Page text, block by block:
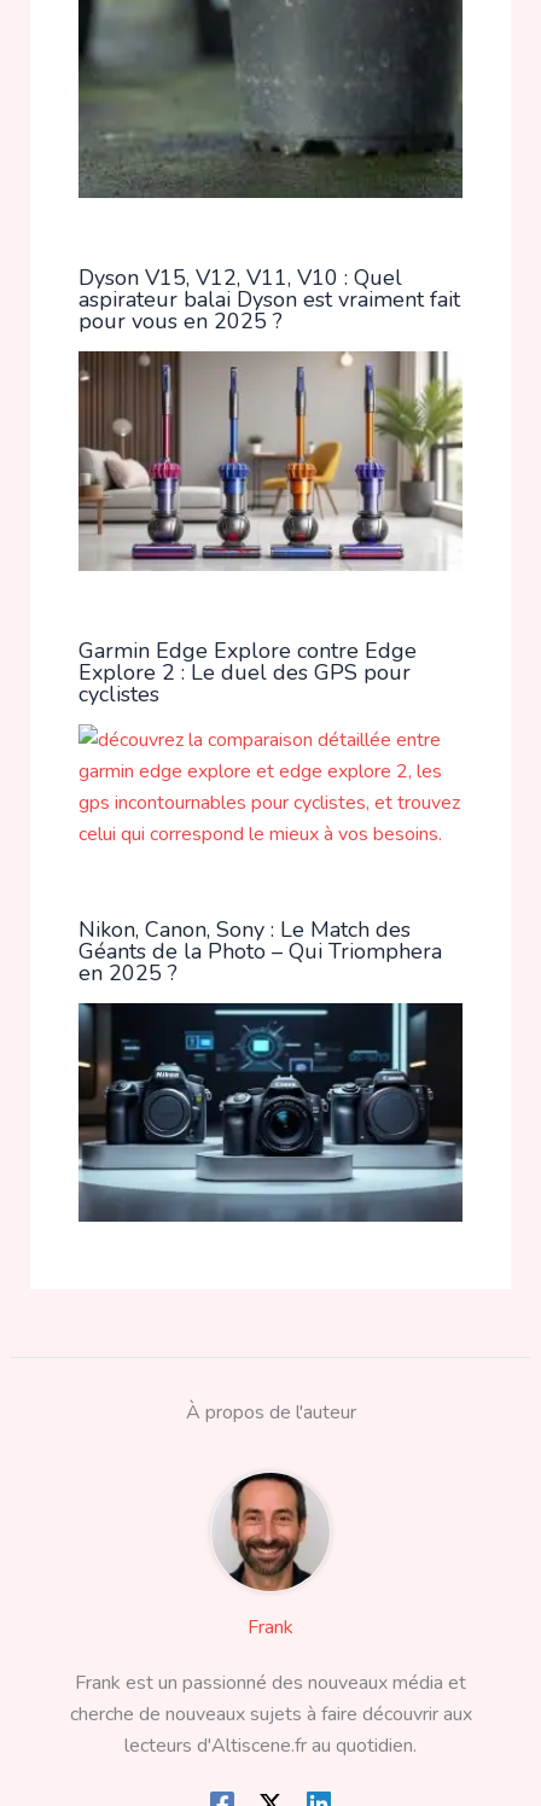
Dyson V15, V12, V11, V10 : Quel
aspirateur balai Dyson est vraiment fait
pour vous en 2025 ?
Garmin Edge Explore contre Edge
Explore 2 : Le duel des GPS pour
cyclistes
Nikon, Canon, Sony : Le Match des
Géants de la Photo – Qui Triomphera
en 2025 ?
À propos de l'auteur
Frank
Frank est un passionné des nouveaux média et
cherche de nouveaux sujets à faire découvrir aux
lecteurs d'Altiscene.fr au quotidien.